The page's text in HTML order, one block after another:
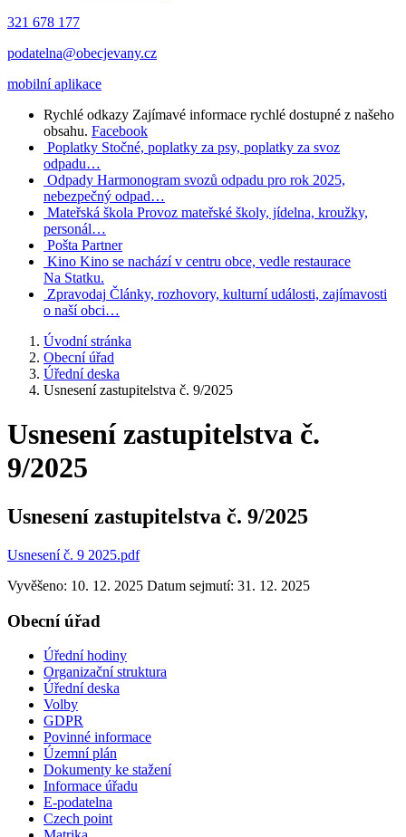
321 678 177
podatelna@obecjevany.cz
mobilní aplikace
Rychlé odkazy Zajímavé informace rychlé dostupné z našeho
obsahu. Facebook
Poplatky Stočné, poplatky za psy, poplatky za svoz
odpadu…
Odpady Harmonogram svozů odpadu pro rok 2025,
nebezpečný odpad…
Mateřská škola Provoz mateřské školy, jídelna, kroužky,
personál…
Pošta Partner
Kino Kino se nachází v centru obce, vedle restaurace
Na Statku.
Zpravodaj Články, rozhovory, kulturní události, zajímavosti
o naší obci…
Úvodní stránka
Obecní úřad
Úřední deska
Usnesení zastupitelstva č. 9/2025
Usnesení zastupitelstva č.
9/2025
Usnesení zastupitelstva č. 9/2025
Usnesení č. 9 2025.pdf
Vyvěšeno: 10. 12. 2025 Datum sejmutí: 31. 12. 2025
Obecní úřad
Úřední hodiny
Organizační struktura
Úřední deska
Volby
GDPR
Povinné informace
Územní plán
Dokumenty ke stažení
Informace úřadu
E-podatelna
Czech point